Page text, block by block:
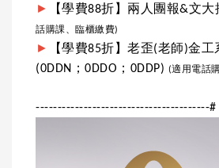
► 【學費88折】兩人團報&文
話購課、臨櫃繳費)
►
【學費85折】老歪(老師)金
(0DDN；0DDO；0DDP) (適用電話
----------------------------------------#